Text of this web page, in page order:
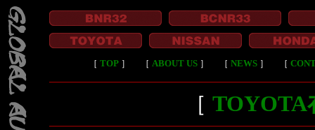
［ TOP］ ［ ABOUT US］ ［ NEWS］ ［
［ TOYOTA